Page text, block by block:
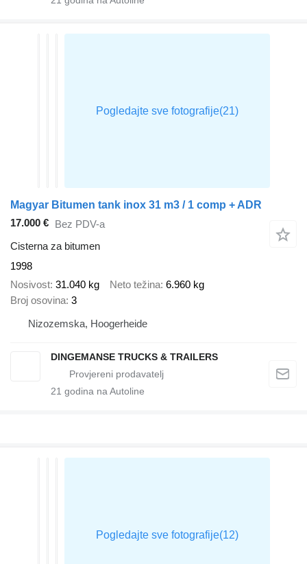
Magyar Bitumen tank inox 31 m3 / 1 comp + ADR
17.000 € Bez PDV-a
Cisterna za bitumen
1998
Nosivost 31.040 kg Neto težina 6.960 kg
Broj osovina 3
Nizozemska, Hoogerheide
DINGEMANSE TRUCKS & TRAILERS
21 godina na Autoline